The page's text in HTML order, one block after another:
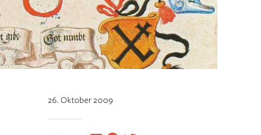
26. Oktober 2009